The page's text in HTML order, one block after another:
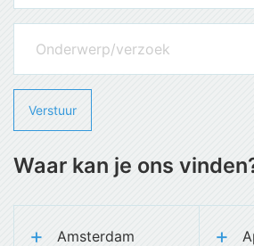
Waar kan je ons
Amsterdam